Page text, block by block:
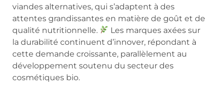
viandes alternatives, qui s’adaptent à des
attentes grandissantes en matière de goût et de
qualité nutritionnelle.
Les marques axées sur
la durabilité continuent d’innover, répondant à
cette demande croissante, parallèlement au
développement soutenu du secteur des
cosmétiques bio.